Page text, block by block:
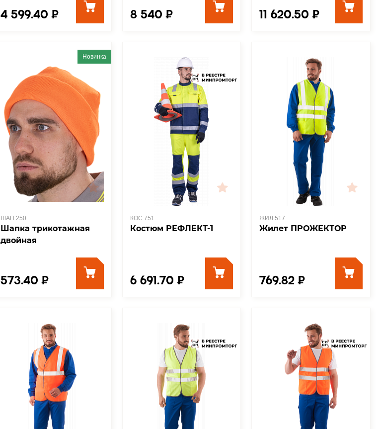
4 599.40 ₽ 8 540 ₽ 11 620.50 ₽
Новинка
ШАП 250
Шапка трикотажная
двойная
573.40 ₽
КОС 751
Костюм РЕФЛЕКТ-1
6 691.70 ₽
ЖИЛ 517
Жилет ПРОЖЕКТОР
769.82 ₽